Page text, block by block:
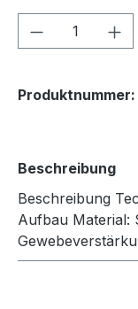
Produkt
Produktnummer:
Beschreibung
Beschreibung
Aufbau Material: